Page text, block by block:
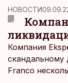
каково вести
поговорили с
Прийтом
Eurocon
НОВОСТИ
Компания
скандальному
Franco